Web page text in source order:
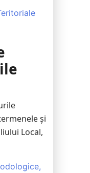
și
Local,